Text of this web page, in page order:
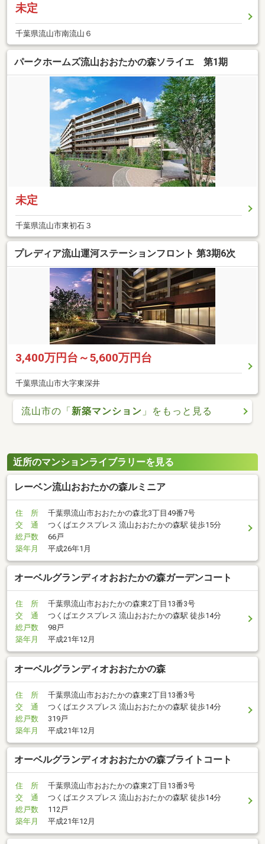
未定
千葉県流山市南流山６
パークホームズ流山おおたかの森ソライエ 第1期
未定
千葉県流山市東初石３
プレディア流山運河ステーションフロント 第3期6次
3,400万円台～5,600万円台
千葉県流山市大字東深井
流山市の「新築マンション 」をもっと見る
近所のマンションライブラリーを見る
レーベン流山おおたかの森ルミニア
住 所
千葉県流山市おおたかの森北3丁目49番7号
交 通
つくばエクスプレス 流山おおたかの森駅 徒歩15分
総戸数
66戸
築年月
平成26年1月
オーベルグランディオおおたかの森ガーデンコート
住 所
千葉県流山市おおたかの森東2丁目13番3号
交 通
つくばエクスプレス 流山おおたかの森駅 徒歩14分
総戸数
98戸
築年月
平成21年12月
オーベルグランディオおおたかの森
住 所
千葉県流山市おおたかの森東2丁目13番3号
交 通
つくばエクスプレス 流山おおたかの森駅 徒歩14分
総戸数
319戸
築年月
平成21年12月
オーベルグランディオおおたかの森ブライトコート
住 所
千葉県流山市おおたかの森東2丁目13番3号
交 通
つくばエクスプレス 流山おおたかの森駅 徒歩14分
総戸数
112戸
築年月
平成21年12月